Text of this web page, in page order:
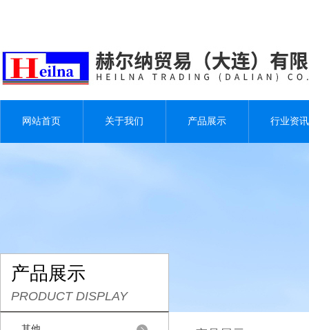
网站首页 关于我们 产品展示 行业资讯
产品展示
PRODUCT DISPLAY